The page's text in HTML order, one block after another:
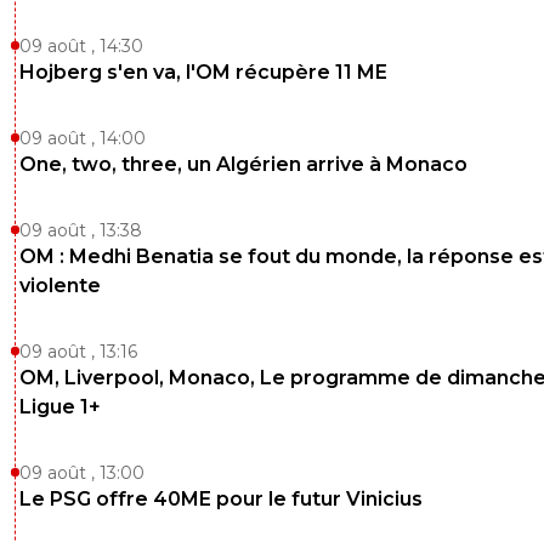
09 août , 14:30
Hojberg s'en va, l'OM récupère 11 ME
09 août , 14:00
One, two, three, un Algérien arrive à Monaco
09 août , 13:38
OM : Medhi Benatia se fout du monde, la réponse
violente
09 août , 13:16
OM, Liverpool, Monaco, Le programme de
Ligue 1+
09 août , 13:00
Le PSG offre 40ME pour le futur Vinicius